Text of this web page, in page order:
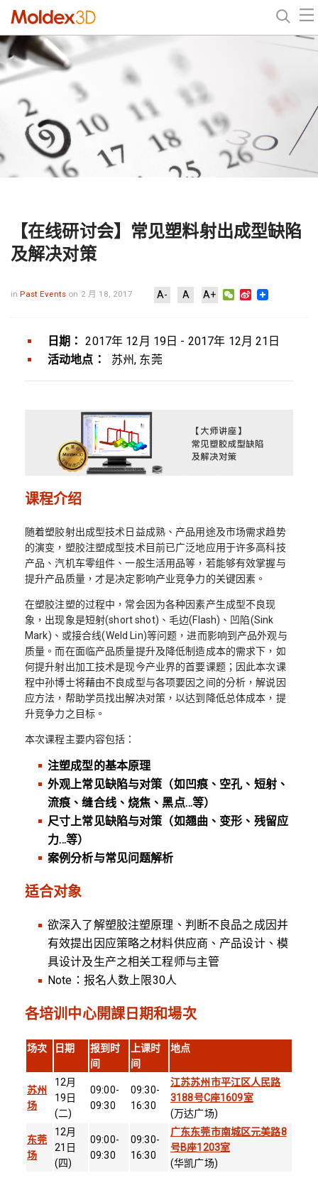
【在线研讨会】常见塑料射出成型缺陷
及解决对策
inPast Events on 2 月 18, 2017 A- A A+ WeChat
Sina
日期：
2017年 12月 19日 - 2017年 12月 21日
活动地点：
苏州, 东莞
课程介绍
随着塑胶射出成型技术日益成熟、产品用途及市场需求趋势
的演变，塑胶注塑成型技术目前已广泛地应用于许多高科技
产品、汽机车零组件、一般生活用品等，若能够有效掌握与
提升产品质量，才是决定影响产业竞争力的关键因素。
在塑胶注塑的过程中，常会因为各种因素产生成型不良现
象，出现象是短射(short shot)、毛边(Flash)、凹陷(Sink
Mark)、或接合线(Weld Lin)等问题，进而影响到产品外观与
质量。而在面临产品质量提升及降低制造成本的需求下，如
何提升射出加工技术是现今产业界的首要课题；因此本次课
程中孙博士将藉由不良成型与各项要因之间的分析，解说因
应方法，帮助学员找出解决对策，以达到降低总体成本，提
升竞争力之目标。
本次课程主要内容包括：
注塑成型的基本原理
外观上常见缺陷与对策（如凹痕、空孔、短射、
流痕、缝合线、烧焦、黑点…等）
尺寸上常见缺陷与对策（如翘曲、变形、残留应
力…等）
案例分析与常见问题解析
适合对象
欲深入了解塑胶注塑原理、判断不良品之成因并
有效提出因应策略之材料供应商、产品设计、模
具设计及生产之相关工程师与主管
Note：报名人数上限30人
各培训中心開課日期和場次
场次 日期
报到时
间
上课时
间
地点
苏州
场
12月
19日
(二)
09:00-
09:30
09:30-
16:30
江苏苏州市平江区人民路
3188号C座1609室
(万达广场)
东莞
场
12月
21日
(四)
09:00-
09:30
09:30-
16:30
广东东莞市南城区元美路8
号B座1203室
(华凯广场)